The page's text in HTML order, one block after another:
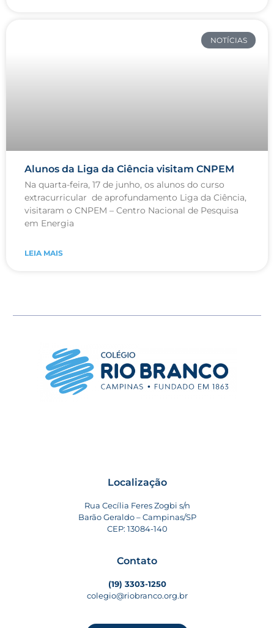
NOTÍCIAS
Alunos da Liga da Ciência visitam CNPEM
Na quarta-feira, 17 de junho, os alunos do curso
extracurricular de aprofundamento Liga da Ciência,
visitaram o CNPEM – Centro Nacional de Pesquisa
em Energia
LEIA MAIS
Localização
Rua Cecília Feres Zogbi s/n
Barão Geraldo – Campinas/SP
CEP: 13084-140
Contato
(19) 3303-1250
colegio@riobranco.org.br